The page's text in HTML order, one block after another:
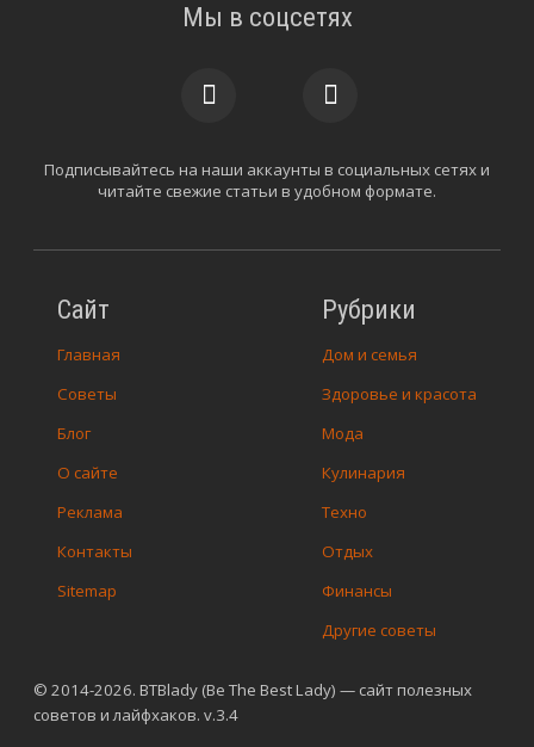
© 2014-2026. BTBlady (Be The Best Lady) — сайт полезных
советов и лайфхаков. v.3.4
Сайт
Главная
Советы
Блог
О сайте
Реклама
Контакты
Sitemap
Рубрики
Дом и семья
Здоровье и красота
Мода
Кулинария
Техно
Отдых
Финансы
Другие советы
Мы в соцсетях
Подписывайтесь на наши аккаунты в социальных сетях и
читайте свежие статьи в удобном формате.